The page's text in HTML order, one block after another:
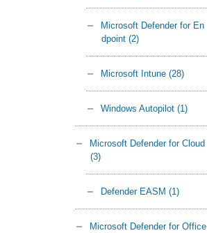
Microsoft Defender for En
dpoint (2)
Microsoft Intune (28)
Windows Autopilot (1)
Microsoft Defender for Cloud
(3)
Defender EASM (1)
Microsoft Defender for Office